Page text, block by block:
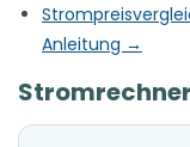
Anleitung →
Stromrechner